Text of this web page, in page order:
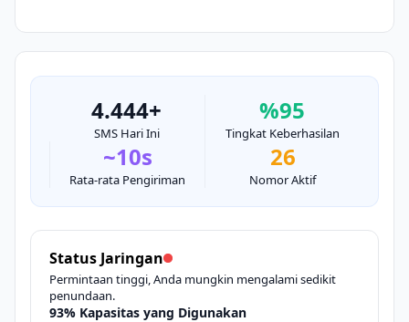
4.444+
SMS Hari Ini
%95
Tingkat Keberhasilan
~10s
Rata-rata Pengiriman
26
Nomor Aktif
Status Jaringan
Permintaan tinggi, Anda mungkin mengalami sedikit
penundaan.
93% Kapasitas yang Digunakan